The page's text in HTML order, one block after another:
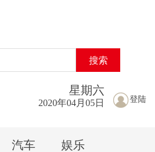
搜索
登陆
星期六
2020年04月05日
汽车 娱乐